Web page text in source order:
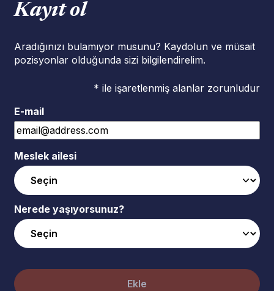
Kayıt ol
Aradığınızı bulamıyor musunu? Kaydolun ve müsait
pozisyonlar olduğunda sizi bilgilendirelim.
* ile işaretlenmiş alanlar zorunludur
E-mail
Meslek ailesi
Nerede yaşıyorsunuz?
Ekle